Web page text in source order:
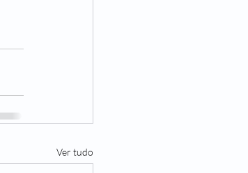
Ver tudo